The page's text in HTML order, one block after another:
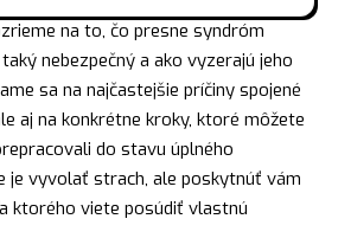
na to, čo presne syndróm
nebezpečný a ako vyzerajú jeho
sa na najčastejšie príčiny spojené
aj na konkrétne kroky, ktoré môžete
do stavu úplného
je vyvolať strach, ale poskytnúť vám
ktorého viete posúdiť vlastnú